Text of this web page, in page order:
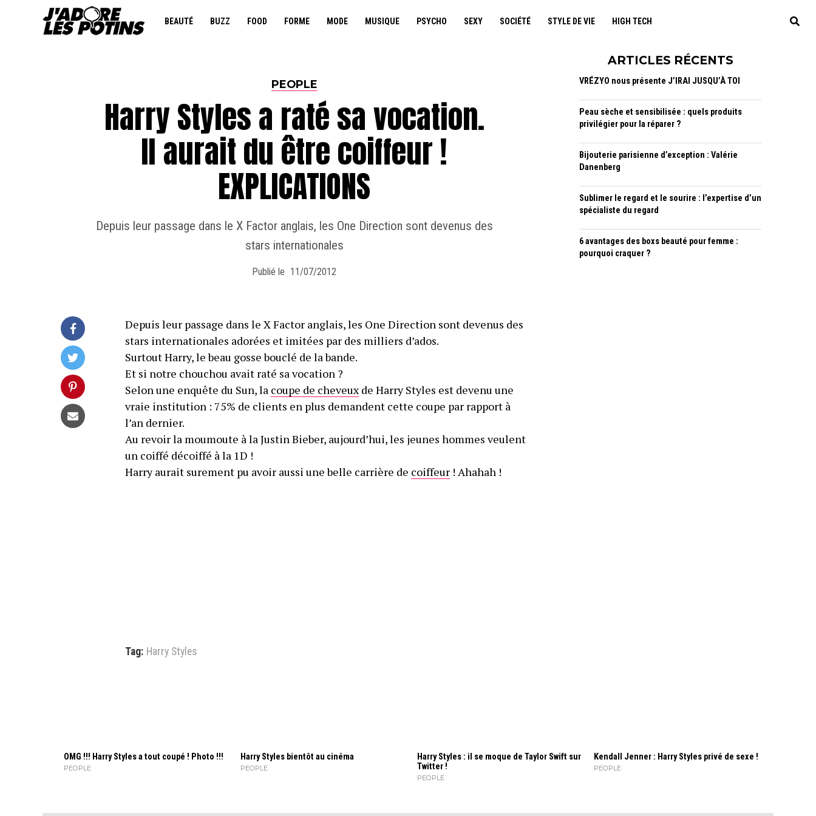
BEAUTÉ BUZZ FOOD FORME MODE MUSIQUE PSYCHO SEXY SOCIÉTÉ STYLE DE VIE HIGH TECH
PEOPLE
Harry Styles a raté sa vocation.
Il aurait du être coiffeur !
EXPLICATIONS
Depuis leur passage dans le X Factor anglais, les One Direction sont devenus des
stars internationales
Publié le 11/07/2012
Depuis leur passage dans le X Factor anglais, les One Direction sont devenus des
stars internationales adorées et imitées par des milliers d’ados.
Surtout Harry, le beau gosse bouclé de la bande.
Et si notre chouchou avait raté sa vocation ?
Selon une enquête du Sun, la coupe de cheveuxde Harry Styles est devenu une
vraie institution : 75% de clients en plus demandent cette coupe par rapport à
l’an dernier.
Au revoir la moumoute à la Justin Bieber, aujourd’hui, les jeunes hommes veulent
un coiffé décoiffé à la 1D !
Harry aurait surement pu avoir aussi une belle carrière de coiffeur! Ahahah !
Tag: Harry Styles
ARTICLES RÉCENTS
VRÉZYO nous présente J’IRAI JUSQU’À TOI
Peau sèche et sensibilisée : quels produits
privilégier pour la réparer ?
Bijouterie parisienne d’exception : Valérie
Danenberg
Sublimer le regard et le sourire : l’expertise d’un
spécialiste du regard
6 avantages des boxs beauté pour femme :
pourquoi craquer ?
OMG !!! Harry Styles a tout coupé ! Photo !!!
PEOPLE
Harry Styles bientôt au cinéma
PEOPLE
Harry Styles : il se moque de Taylor Swift sur
Twitter !
PEOPLE
Kendall Jenner : Harry Styles privé de sexe !
PEOPLE